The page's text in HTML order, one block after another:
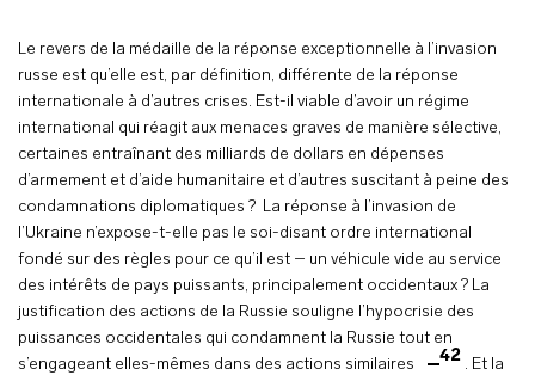
Le revers de la médaille de la réponse exceptionnelle à l’invasion
russe est qu’elle est, par définition, différente de la réponse
internationale à d’autres crises. Est-il viable d’avoir un régime
international qui réagit aux menaces graves de manière sélective,
certaines entraînant des milliards de dollars en dépenses
d’armement et d’aide humanitaire et d’autres suscitant à peine des
condamnations diplomatiques ? La réponse à l’invasion de
l’Ukraine n’expose-t-elle pas le soi-disant ordre international
fondé sur des règles pour ce qu’il est – un véhicule vide au service
des intérêts de pays puissants, principalement occidentaux ? La
justification des actions de la Russie souligne l’hypocrisie des
puissances occidentales qui condamnent la Russie tout en
s’engageant elles-mêmes dans des actions similaires
42 . Et la